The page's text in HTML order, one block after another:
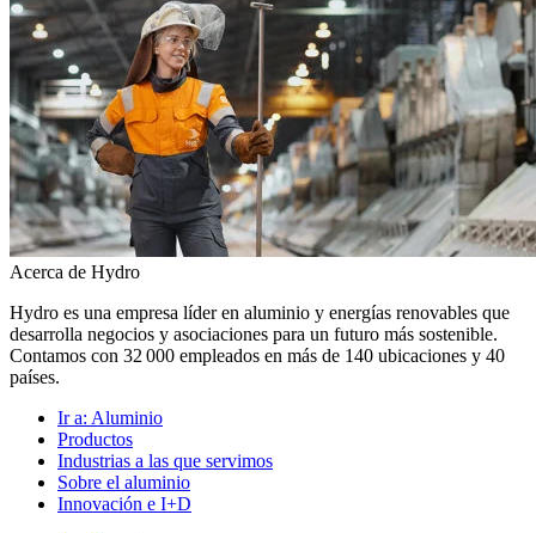
Acerca de Hydro
Hydro es una empresa líder en aluminio y energías renovables que
desarrolla negocios y asociaciones para un futuro más sostenible.
Contamos con 32 000 empleados en más de 140 ubicaciones y 40
países.
Ir a: Aluminio
Productos
Industrias a las que servimos
Sobre el aluminio
Innovación e I+D